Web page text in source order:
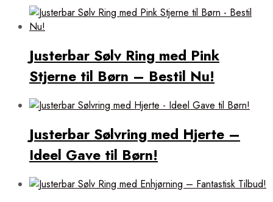
Justerbar Sølv Ring med Pink
Stjerne til Børn – Bestil Nu!
Justerbar Sølvring med Hjerte –
Ideel Gave til Børn!